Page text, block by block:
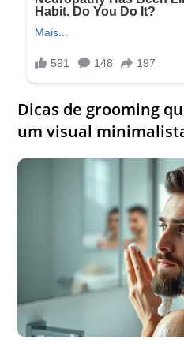
Dicas de grooming
um visual